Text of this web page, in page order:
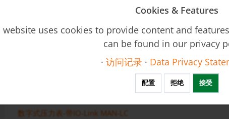
数字式压力表-带IO-Link MAN-LC
Cookies & Features
website uses cookies to provide content and
can be found in our privacy
· 访问记录· Data Privacy
配置 拒绝 接受